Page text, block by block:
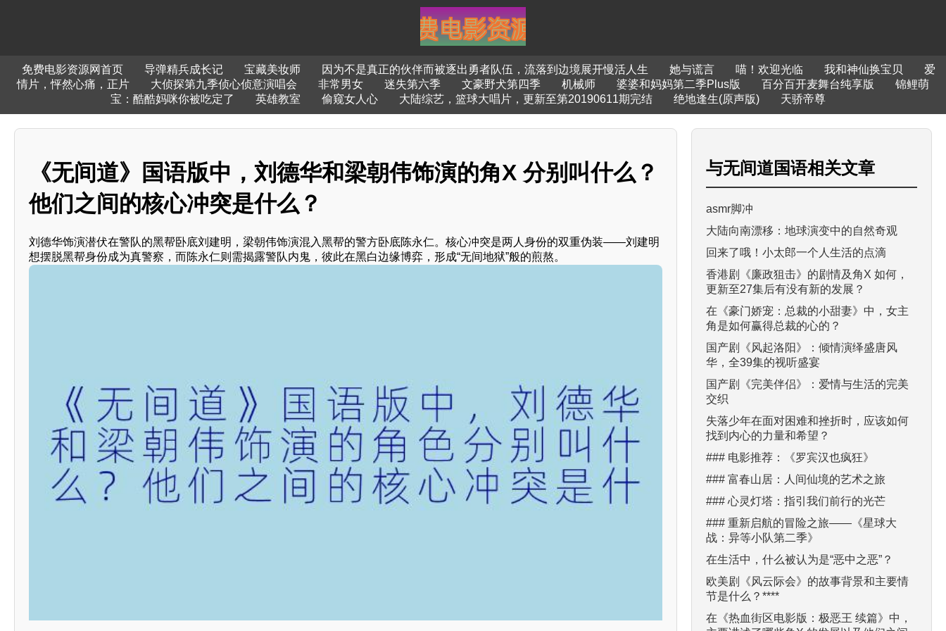
免费电影资源网首页 导弹精兵成长记 宝藏美妆师 因为不是真正的伙伴而被逐出勇者队伍，流落到边境展开慢活人生 她与谎言 喵！欢迎光临 我和神仙换宝贝
爱
情片，怦然心痛，正片
大侦探第九季侦心侦意演唱会 非常男女 迷失第六季 文豪野犬第四季 机械师 婆婆和妈妈第二季Plus版 百分百开麦舞台纯享版
锦鲤萌
宝：酷酷妈咪你被吃定了
英雄教室 偷窥女人心 大陆综艺，篮球大唱片，更新至第20190611期完结 绝地逢生(原声版) 天骄帝尊
《无间道》国语版中，刘德华和梁朝伟饰演的角X 分别叫什么？
他们之间的核心冲突是什么？
刘德华饰演潜伏在警队的黑帮卧底刘建明，梁朝伟饰演混入黑帮的警方卧底陈永仁。核心冲突是两人身份的双重伪装——刘建明
想摆脱黑帮身份成为真警察，而陈永仁则需揭露警队内鬼，彼此在黑白边缘博弈，形成“无间地狱”般的煎熬。
与无间道国语相关文章
asmr脚冲
大陆向南漂移：地球演变中的自然奇观
回来了哦！小太郎一个人生活的点滴
香港剧《廉政狙击》的剧情及角X 如何，
更新至27集后有没有新的发展？
在《豪门娇宠：总裁的小甜妻》中，女主
角是如何赢得总裁的心的？
国产剧《风起洛阳》：倾情演绎盛唐风
华，全39集的视听盛宴
国产剧《完美伴侣》：爱情与生活的完美
交织
失落少年在面对困难和挫折时，应该如何
找到内心的力量和希望？
### 电影推荐：《罗宾汉也疯狂》
### 富春山居：人间仙境的艺术之旅
### 心灵灯塔：指引我们前行的光芒
### 重新启航的冒险之旅——《星球大
战：异等小队第二季》
在生活中，什么被认为是“恶中之恶”？
欧美剧《风云际会》的故事背景和主要情
节是什么？****
在《热血街区电影版：极恶王 续篇》中，